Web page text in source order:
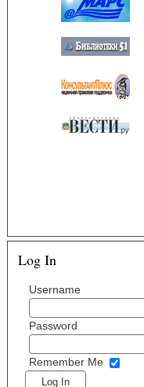
Log In
Username
Password
Remember Me